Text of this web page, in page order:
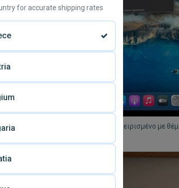
MacBook Pro 2015 μεταχειρισμένο με θέμα
for accurate shipping rates